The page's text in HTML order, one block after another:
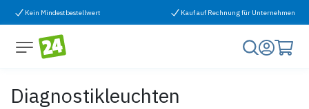
Zum Inhalt springen
Kein Mindestbestellwert Kauf auf Rechnung für Unternehmen
Diagnostikleuchten